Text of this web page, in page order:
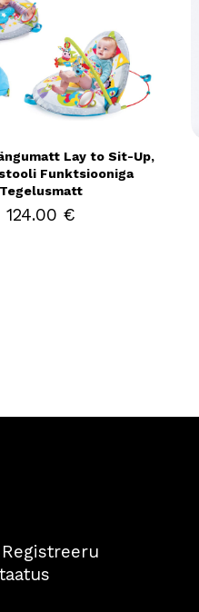
Lay to Sit-Up,
Funktsiooniga
Tegelusmatt
124.00 €